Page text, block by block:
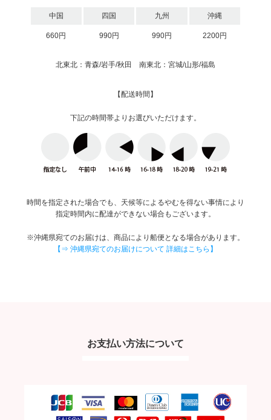
中国 四国 九州 沖縄
660円 990円 990円 2200円
北東北：青森/岩手/秋田 南東北：宮城/山形/福島
【配送時間】
下記の時間帯よりお選びいただけます。
時間を指定された場合でも、天候等によるやむを得ない事情により
指定時間内に配達ができない場合もございます。
※沖縄県宛てのお届けは、商品により船便となる場合があります。
【⇒ 沖縄県宛てのお届けについて 詳細はこちら】
お支払い方法について